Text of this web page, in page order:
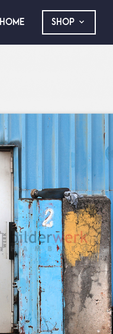
HOME SHOP